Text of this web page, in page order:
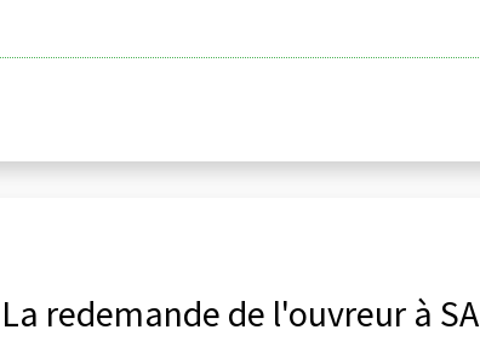
La redemande de l'ouvreur à SA